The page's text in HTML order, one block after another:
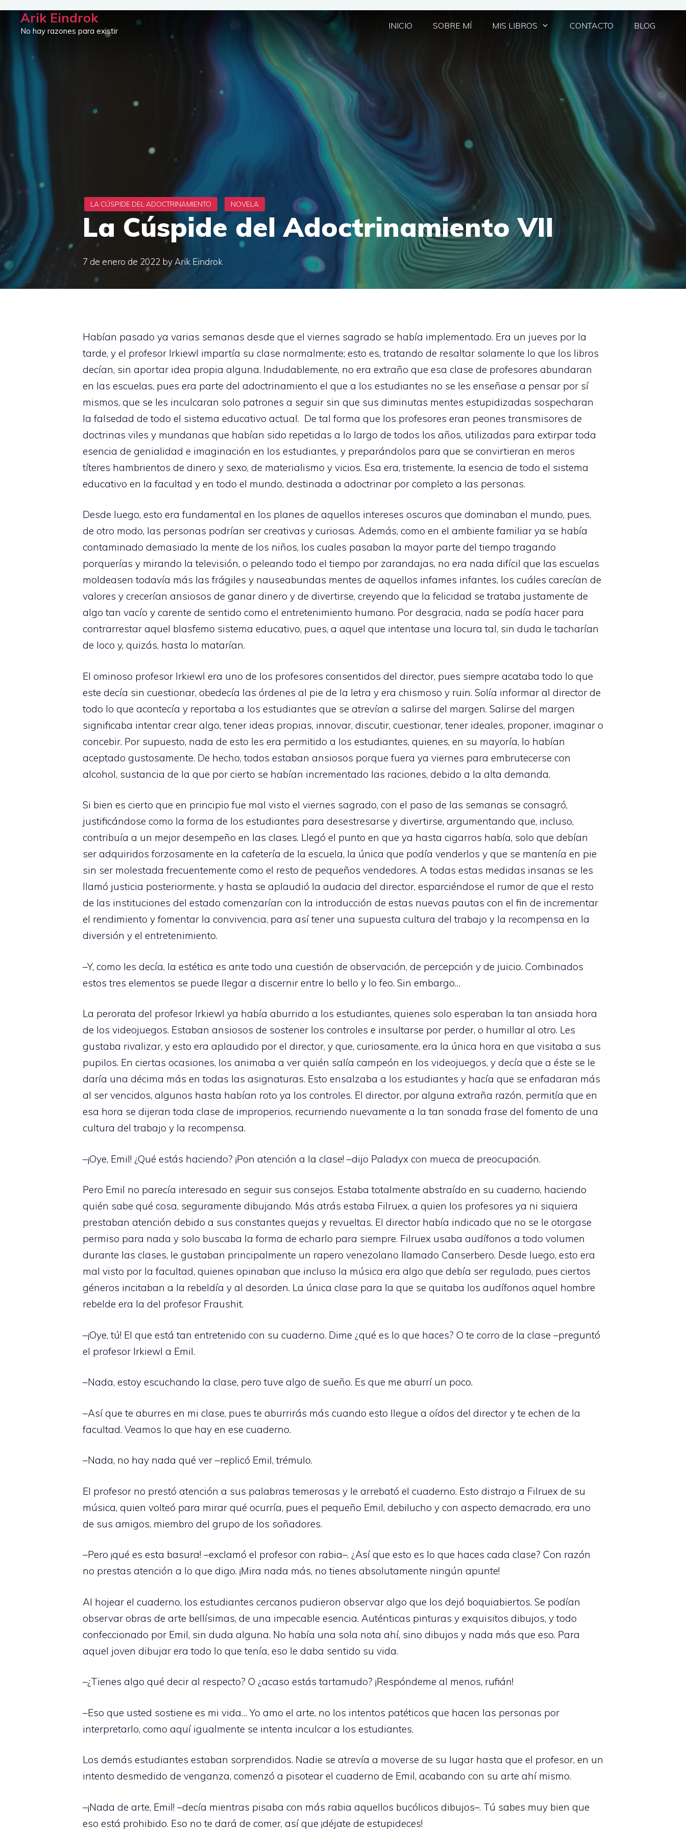
Saltar
Arik Eindrok
No hay razones para existir
INICIO SOBRE MÍ MIS LIBROS CONTACTO BLOG
La Cúspide del Adoctrinamiento VII
7 de enero de 2022 by Arik Eindrok
Habían pasado ya varias semanas desde que el viernes sagrado se había implementado. Era un jueves por la
tarde, y el profesor Irkiewl impartía su clase normalmente; esto es, tratando de resaltar solamente lo que los libros
decían, sin aportar idea propia alguna. Indudablemente, no era extraño que esa clase de profesores abundaran
en las escuelas, pues era parte del adoctrinamiento el que a los estudiantes no se les enseñase a pensar por sí
mismos, que se les inculcaran solo patrones a seguir sin que sus diminutas mentes estupidizadas sospecharan
la falsedad de todo el sistema educativo actual. De tal forma que los profesores eran peones transmisores de
doctrinas viles y mundanas que habían sido repetidas a lo largo de todos los años, utilizadas para extirpar toda
esencia de genialidad e imaginación en los estudiantes, y preparándolos para que se convirtieran en meros
títeres hambrientos de dinero y sexo, de materialismo y vicios. Esa era, tristemente, la esencia de todo el sistema
educativo en la facultad y en todo el mundo, destinada a adoctrinar por completo a las personas.
Desde luego, esto era fundamental en los planes de aquellos intereses oscuros que dominaban el mundo, pues,
de otro modo, las personas podrían ser creativas y curiosas. Además, como en el ambiente familiar ya se había
contaminado demasiado la mente de los niños, los cuales pasaban la mayor parte del tiempo tragando
porquerías y mirando la televisión, o peleando todo el tiempo por zarandajas, no era nada difícil que las escuelas
moldeasen todavía más las frágiles y nauseabundas mentes de aquellos infames infantes, los cuáles carecían de
valores y crecerían ansiosos de ganar dinero y de divertirse, creyendo que la felicidad se trataba justamente de
algo tan vacío y carente de sentido como el entretenimiento humano. Por desgracia, nada se podía hacer para
contrarrestar aquel blasfemo sistema educativo, pues, a aquel que intentase una locura tal, sin duda le tacharían
de loco y, quizás, hasta lo matarían.
El ominoso profesor Irkiewl era uno de los profesores consentidos del director, pues siempre acataba todo lo que
este decía sin cuestionar, obedecía las órdenes al pie de la letra y era chismoso y ruin. Solía informar al director de
todo lo que acontecía y reportaba a los estudiantes que se atrevían a salirse del margen. Salirse del margen
significaba intentar crear algo, tener ideas propias, innovar, discutir, cuestionar, tener ideales, proponer, imaginar o
concebir. Por supuesto, nada de esto les era permitido a los estudiantes, quienes, en su mayoría, lo habían
aceptado gustosamente. De hecho, todos estaban ansiosos porque fuera ya viernes para embrutecerse con
alcohol, sustancia de la que por cierto se habían incrementado las raciones, debido a la alta demanda.
Si bien es cierto que en principio fue mal visto el viernes sagrado, con el paso de las semanas se consagró,
justificándose como la forma de los estudiantes para desestresarse y divertirse, argumentando que, incluso,
contribuía a un mejor desempeño en las clases. Llegó el punto en que ya hasta cigarros había, solo que debían
ser adquiridos forzosamente en la cafetería de la escuela, la única que podía venderlos y que se mantenía en pie
sin ser molestada frecuentemente como el resto de pequeños vendedores. A todas estas medidas insanas se les
llamó justicia posteriormente, y hasta se aplaudió la audacia del director, esparciéndose el rumor de que el resto
de las instituciones del estado comenzarían con la introducción de estas nuevas pautas con el fin de incrementar
el rendimiento y fomentar la convivencia, para así tener una supuesta cultura del trabajo y la recompensa en la
diversión y el entretenimiento.
–Y, como les decía, la estética es ante todo una cuestión de observación, de percepción y de juicio. Combinados
estos tres elementos se puede llegar a discernir entre lo bello y lo feo. Sin embargo…
La perorata del profesor Irkiewl ya había aburrido a los estudiantes, quienes solo esperaban la tan ansiada hora
de los videojuegos. Estaban ansiosos de sostener los controles e insultarse por perder, o humillar al otro. Les
gustaba rivalizar, y esto era aplaudido por el director, y que, curiosamente, era la única hora en que visitaba a sus
pupilos. En ciertas ocasiones, los animaba a ver quién salía campeón en los videojuegos, y decía que a éste se le
daría una décima más en todas las asignaturas. Esto ensalzaba a los estudiantes y hacía que se enfadaran más
al ser vencidos, algunos hasta habían roto ya los controles. El director, por alguna extraña razón, permitía que en
esa hora se dijeran toda clase de improperios, recurriendo nuevamente a la tan sonada frase del fomento de una
cultura del trabajo y la recompensa.
–¡Oye, Emil! ¿Qué estás haciendo? ¡Pon atención a la clase! –dijo Paladyx con mueca de preocupación.
Pero Emil no parecía interesado en seguir sus consejos. Estaba totalmente abstraído en su cuaderno, haciendo
quién sabe qué cosa, seguramente dibujando. Más atrás estaba Filruex, a quien los profesores ya ni siquiera
prestaban atención debido a sus constantes quejas y revueltas. El director había indicado que no se le otorgase
permiso para nada y solo buscaba la forma de echarlo para siempre. Filruex usaba audífonos a todo volumen
durante las clases, le gustaban principalmente un rapero venezolano llamado Canserbero. Desde luego, esto era
mal visto por la facultad, quienes opinaban que incluso la música era algo que debía ser regulado, pues ciertos
géneros incitaban a la rebeldía y al desorden. La única clase para la que se quitaba los audífonos aquel hombre
rebelde era la del profesor Fraushit.
–¡Oye, tú! El que está tan entretenido con su cuaderno. Dime ¿qué es lo que haces? O te corro de la clase –preguntó
el profesor Irkiewl a Emil.
–Nada, estoy escuchando la clase, pero tuve algo de sueño. Es que me aburrí un poco.
–Así que te aburres en mi clase, pues te aburrirás más cuando esto llegue a oídos del director y te echen de la
facultad. Veamos lo que hay en ese cuaderno.
–Nada, no hay nada qué ver –replicó Emil, trémulo.
El profesor no prestó atención a sus palabras temerosas y le arrebató el cuaderno. Esto distrajo a Filruex de su
música, quien volteó para mirar qué ocurría, pues el pequeño Emil, debilucho y con aspecto demacrado, era uno
de sus amigos, miembro del grupo de los soñadores.
–Pero ¡qué es esta basura! –exclamó el profesor con rabia–. ¿Así que esto es lo que haces cada clase? Con razón
no prestas atención a lo que digo. ¡Mira nada más, no tienes absolutamente ningún apunte!
Al hojear el cuaderno, los estudiantes cercanos pudieron observar algo que los dejó boquiabiertos. Se podían
observar obras de arte bellísimas, de una impecable esencia. Auténticas pinturas y exquisitos dibujos, y todo
confeccionado por Emil, sin duda alguna. No había una sola nota ahí, sino dibujos y nada más que eso. Para
aquel joven dibujar era todo lo que tenía, eso le daba sentido su vida.
–¿Tienes algo qué decir al respecto? O ¿acaso estás tartamudo? ¡Respóndeme al menos, rufián!
–Eso que usted sostiene es mi vida… Yo amo el arte, no los intentos patéticos que hacen las personas por
interpretarlo, como aquí igualmente se intenta inculcar a los estudiantes.
Los demás estudiantes estaban sorprendidos. Nadie se atrevía a moverse de su lugar hasta que el profesor, en un
intento desmedido de venganza, comenzó a pisotear el cuaderno de Emil, acabando con su arte ahí mismo.
–¡Nada de arte, Emil! –decía mientras pisaba con más rabia aquellos bucólicos dibujos–. Tú sabes muy bien que
eso está prohibido. Eso no te dará de comer, así que ¡déjate de estupideces!